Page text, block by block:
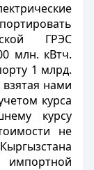
ГРЭС
млн. кВтч.
1 млрд.
нами
курса
курсу
не